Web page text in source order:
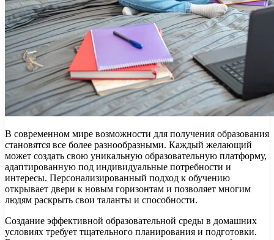
В современном мире возможности для получения образования
становятся все более разнообразными. Каждый желающий
может создать свою уникальную образовательную платформу,
адаптированную под индивидуальные потребности и
интересы. Персонализированный подход к обучению
открывает двери к новым горизонтам и позволяет многим
людям раскрыть свои таланты и способности.
Создание эффективной образовательной среды в домашних
условиях требует тщательного планирования и подготовки.